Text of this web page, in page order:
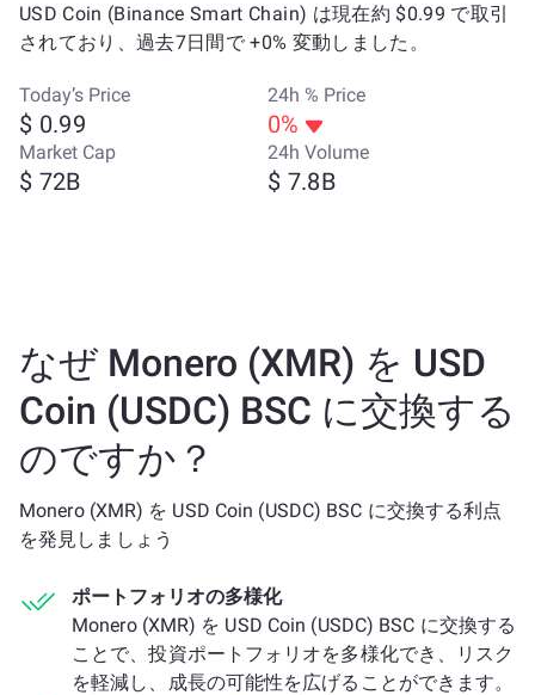
USD Coin (Binance Smart Chain) は現在約 $0.99 で取引
されており、過去7日間で +0% 変動しました。
Today’s Price
$ 0.99
24h % Price
0%
Market Cap
$ 72B
24h Volume
$ 7.8B
なぜ Monero (XMR) を USD
Coin (USDC) BSC に交換する
のですか？
Monero (XMR) を USD Coin (USDC) BSC に交換する利点
を発見しましょう
ポートフォリオの多様化
Monero (XMR) を USD Coin (USDC) BSC に交換する
ことで、投資ポートフォリオを多様化でき、リスク
を軽減し、成長の可能性を広げることができます。